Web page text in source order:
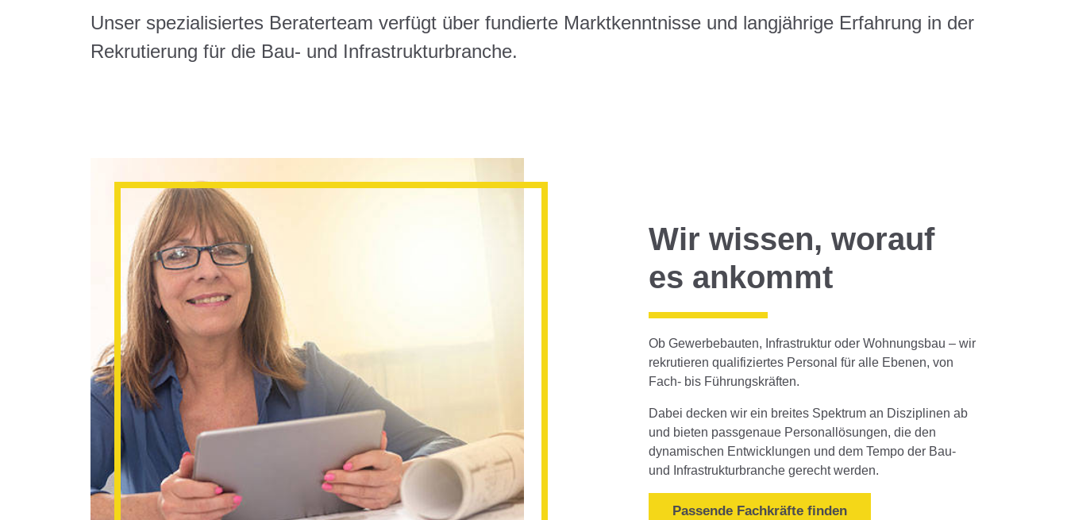
Unser spezialisiertes Beraterteam verfügt über fundierte Marktkenntnisse und langjährige Erfahrung in der
Rekrutierung für die Bau- und Infrastrukturbranche.
Wir wissen, worauf
es ankommt
Ob Gewerbebauten, Infrastruktur oder Wohnungsbau – wir
rekrutieren qualifiziertes Personal für alle Ebenen, von
Fach- bis Führungskräften.
Dabei decken wir ein breites Spektrum an Disziplinen ab
und bieten passgenaue Personallösungen, die den
dynamischen Entwicklungen und dem Tempo der Bau-
und Infrastrukturbranche gerecht werden.
Passende Fachkräfte finden